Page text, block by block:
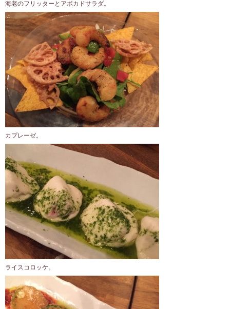
海老のフリッターとアボカドサラダ。
カプレーゼ。
ライスコロッケ。